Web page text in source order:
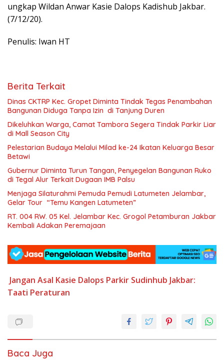
ungkap Wildan Anwar Kasie Dalops Kadishub Jakbar.
(7/12/20).
Penulis: Iwan HT
Berita Terkait
Dinas CKTRP Kec. Gropet Diminta Tindak Tegas Penambahan
Bangunan Diduga Tanpa Izin di Tanjung Duren
Dikeluhkan Warga, Camat Tambora Segera Tindak Parkir Liar
di Mall Season City
Pelestarian Budaya Melalui Milad ke-24 Ikatan Keluarga Besar
Betawi
Gubernur Diminta Turun Tangan, Penyegelan Bangunan Ruko
di Tegal Alur Terkait Dugaan IMB Palsu
Menjaga Silaturahmi Pemuda Pemudi Latumeten Jelambar,
Gelar Tour “Temu Kangen Latumeten”
RT. 004 RW. 05 Kel. Jelambar Kec. Grogol Petamburan Jakbar
Kembali Adakan Peremajaan
Jangan Asal Kasie Dalops Parkir Sudinhub Jakbar:
Taati Peraturan
Baca Juga